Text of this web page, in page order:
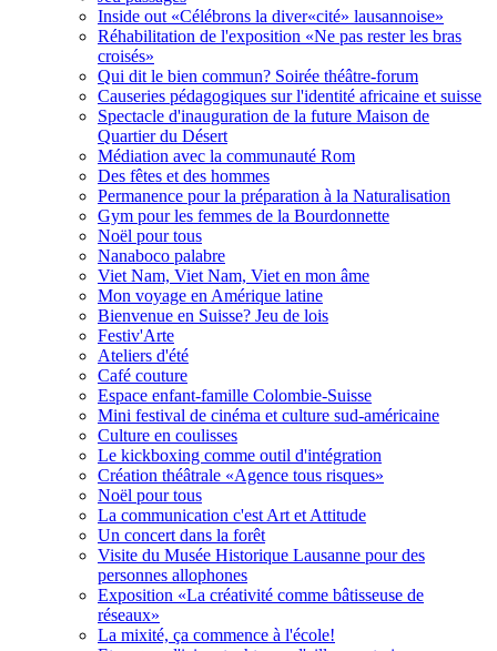
Inside out «Célébrons la diver«cité» lausannoise»
Réhabilitation de l'exposition «Ne pas rester les bras
croisés»
Qui dit le bien commun? Soirée théâtre-forum
Causeries pédagogiques sur l'identité africaine et suisse
Spectacle d'inauguration de la future Maison de
Quartier du Désert
Médiation avec la communauté Rom
Des fêtes et des hommes
Permanence pour la préparation à la Naturalisation
Gym pour les femmes de la Bourdonnette
Noël pour tous
Nanaboco palabre
Viet Nam, Viet Nam, Viet en mon âme
Mon voyage en Amérique latine
Bienvenue en Suisse? Jeu de lois
Festiv'Arte
Ateliers d'été
Café couture
Espace enfant-famille Colombie-Suisse
Mini festival de cinéma et culture sud-américaine
Culture en coulisses
Le kickboxing comme outil d'intégration
Création théâtrale «Agence tous risques»
Noël pour tous
La communication c'est Art et Attitude
Un concert dans la forêt
Visite du Musée Historique Lausanne pour des
personnes allophones
Exposition «La créativité comme bâtisseuse de
réseaux»
La mixité, ça commence à l'école!